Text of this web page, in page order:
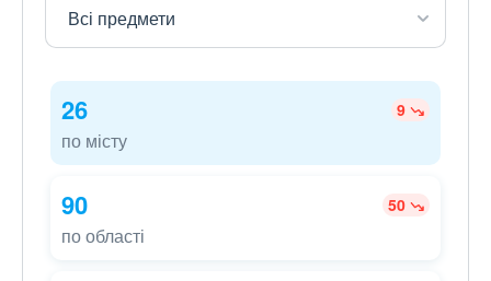
26 9
по місту
90 50
по області